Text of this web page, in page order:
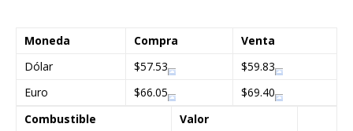
Moneda Compra
Venta
Dólar
$57.53
$59.83
Euro
$66.05
$69.40
Combustible
Valor